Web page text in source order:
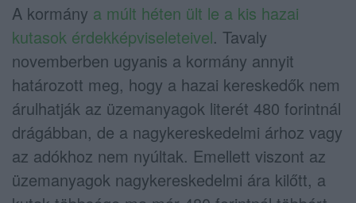
A kormány a múlt héten ült le a kis hazai
kutasok érdekképviseleteivel. Tavaly
novemberben ugyanis a kormány annyit
határozott meg, hogy a hazai kereskedők nem
árulhatják az üzemanyagok literét 480 forintnál
drágábban, de a nagykereskedelmi árhoz vagy
az adókhoz nem nyúltak. Emellett viszont az
üzemanyagok nagykereskedelmi ára kilőtt, a